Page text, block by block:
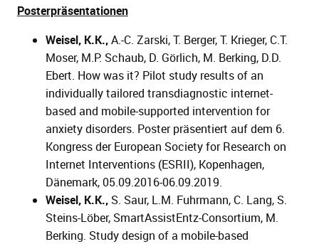
Posterpräsentationen
Weisel, K.K.,A.-C. Zarski, T. Berger, T. Krieger, C.T.
Moser, M.P. Schaub, D. Görlich, M. Berking, D.D.
Ebert. How was it? Pilot study results of an
individually tailored transdiagnostic internet-
based and mobile-supported intervention for
anxiety disorders. Poster präsentiert auf dem 6.
Kongress der European Society for Research on
Internet Interventions (ESRII), Kopenhagen,
Dänemark, 05.09.2016-06.09.2019.
Weisel, K.K., S. Saur, L.M. Fuhrmann, C. Lang, S.
Steins-Löber, SmartAssistEntz-Consortium, M.
Berking. Study design of a mobile-based